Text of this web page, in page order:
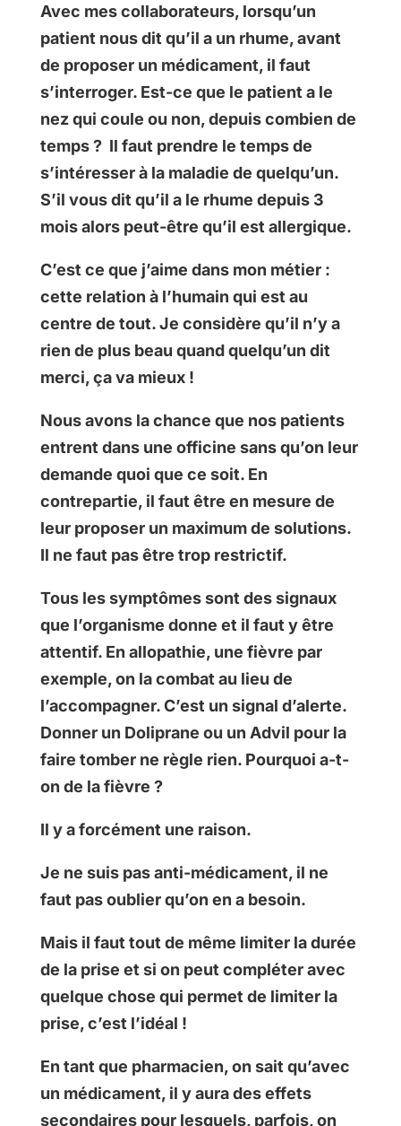
Avec mes collaborateurs, lorsqu’un
patient nous dit qu’il a un rhume, avant
de proposer un médicament, il faut
s’interroger. Est-ce que le patient a le
nez qui coule ou non, depuis combien de
temps ? Il faut prendre le temps de
s’intéresser à la maladie de quelqu’un.
S’il vous dit qu’il a le rhume depuis 3
mois alors peut-être qu’il est allergique.
C’est ce que j’aime dans mon métier :
cette relation à l’humain qui est au
centre de tout. Je considère qu’il n’y a
rien de plus beau quand quelqu’un dit
merci, ça va mieux !
Nous avons la chance que nos patients
entrent dans une officine sans qu’on leur
demande quoi que ce soit. En
contrepartie, il faut être en mesure de
leur proposer un maximum de solutions.
Il ne faut pas être trop restrictif.
Tous les symptômes sont des signaux
que l’organisme donne et il faut y être
attentif. En allopathie, une fièvre par
exemple, on la combat au lieu de
l’accompagner. C’est un signal d’alerte.
Donner un Doliprane ou un Advil pour la
faire tomber ne règle rien. Pourquoi a-t-
on de la fièvre ?
Il y a forcément une raison.
Je ne suis pas anti-médicament, il ne
faut pas oublier qu’on en a besoin.
Mais il faut tout de même limiter la durée
de la prise et si on peut compléter avec
quelque chose qui permet de limiter la
prise, c’est l’idéal !
En tant que pharmacien, on sait qu’avec
un médicament, il y aura des effets
secondaires pour lesquels, parfois, on